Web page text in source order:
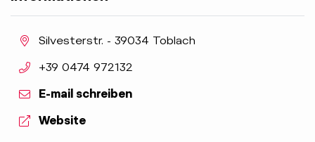
aria.location:
Silvesterstr. - 39034 Toblach
aria.phone:
+39 0474 972132
E-mail schreiben
aria.website:
Website